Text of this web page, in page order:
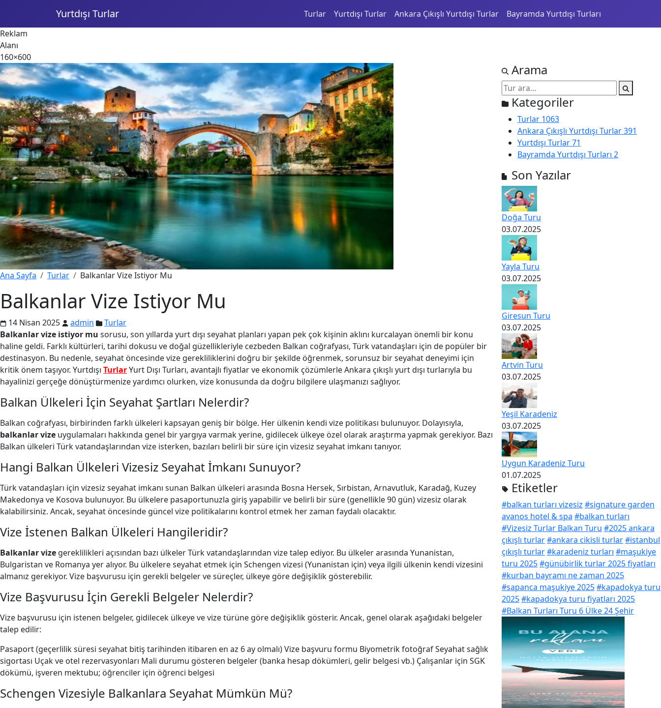
Yurtdışı Turlar Turlar Yurtdışı Turlar Ankara Çıkışlı Yurtdışı Turlar
Bayramda Yurtdışı Turları
Reklam
Alanı
160×600
Ana Sayfa Turlar Balkanlar Vize Istiyor Mu
Balkanlar Vize Istiyor Mu
14 Nisan 2025 admin
Turlar
Balkanlar vize istiyor mu sorusu, son yıllarda yurt dışı seyahat planları yapan pek çok kişinin aklını kurcalayan önemli bir konu
haline geldi. Farklı kültürleri, tarihi dokusu ve doğal güzellikleriyle cezbeden Balkan coğrafyası, Türk vatandaşları için de popüler bir
destinasyon. Bu nedenle, seyahat öncesinde vize gerekliliklerini doğru bir şekilde öğrenmek, sorunsuz bir seyahat deneyimi için
kritik önem taşıyor. Yurtdışı TurlarYurt Dışı Turları, avantajlı fiyatlar ve ekonomik çözümlerle Ankara çıkışlı yurt dışı turlarıyla bu
hayalinizi gerçeğe dönüştürmenize yardımcı olurken, vize konusunda da doğru bilgilere ulaşmanızı sağlıyor.
Balkan Ülkeleri İçin Seyahat Şartları Nelerdir?
Balkan coğrafyası, birbirinden farklı ülkeleri kapsayan geniş bir bölge. Her ülkenin kendi vize politikası bulunuyor. Dolayısıyla,
balkanlar vize uygulamaları hakkında genel bir yargıya varmak yerine, gidilecek ülkeye özel olarak araştırma yapmak gerekiyor. Bazı
Balkan ülkeleri Türk vatandaşlarından vize isterken, bazıları belirli bir süre için vizesiz seyahat imkanı tanıyor.
Hangi Balkan Ülkeleri Vizesiz Seyahat İmkanı Sunuyor?
Türk vatandaşları için vizesiz seyahat imkanı sunan Balkan ülkeleri arasında Bosna Hersek, Sırbistan, Arnavutluk, Karadağ, Kuzey
Makedonya ve Kosova bulunuyor. Bu ülkelere pasaportunuzla giriş yapabilir ve belirli bir süre (genellikle 90 gün) vizesiz olarak
kalabilirsiniz. Ancak, seyahat öncesinde güncel vize politikalarını kontrol etmek her zaman faydalı olacaktır.
Vize İstenen Balkan Ülkeleri Hangileridir?
Balkanlar vize gereklilikleri açısından bazı ülkeler Türk vatandaşlarından vize talep ediyor. Bu ülkeler arasında Yunanistan,
Bulgaristan ve Romanya yer alıyor. Bu ülkelere seyahat etmek için Schengen vizesi (Yunanistan için) veya ilgili ülkenin kendi vizesini
almanız gerekiyor. Vize başvurusu için gerekli belgeler ve süreçler, ülkeye göre değişiklik gösterebilir.
Vize Başvurusu İçin Gerekli Belgeler Nelerdir?
Vize başvurusu için istenen belgeler, gidilecek ülkeye ve vize türüne göre değişiklik gösterir. Ancak, genel olarak aşağıdaki belgeler
talep edilir:
Pasaport (geçerlilik süresi seyahat bitiş tarihinden itibaren en az 6 ay olmalı) Vize başvuru formu Biyometrik fotoğraf Seyahat sağlık
sigortası Uçak ve otel rezervasyonları Mali durumu gösteren belgeler (banka hesap dökümleri, gelir belgesi vb.) Çalışanlar için SGK
dökümü, işveren mektubu; öğrenciler için öğrenci belgesi
Schengen Vizesiyle Balkanlara Seyahat Mümkün Mü?
Arama
Kategoriler
Turlar 1063
Ankara Çıkışlı Yurtdışı Turlar391
Yurtdışı Turlar71
Bayramda Yurtdışı Turları 2
Son Yazılar
Doğa Turu
03.07.2025
Yayla Turu
03.07.2025
Giresun Turu
03.07.2025
Artvin Turu
03.07.2025
Yeşil Karadeniz
03.07.2025
Uygun Karadeniz Turu
01.07.2025
Etiketler
#balkan turları vizesiz #signature garden
avanos hotel & spa #balkan turları
#Vizesiz Turlar Balkan Turu #2025 ankara
çıkışlı turlar#ankara cikisli turlar#istanbul
çıkışlı turlar#karadeniz turları #maşukiye
turu 2025#günübirlik turlar 2025 fiyatları
#kurban bayramı ne zaman 2025
#sapanca maşukiye 2025#kapadokya turu
2025#kapadokya turu fiyatları 2025
#Balkan Turları Turu 6 Ülke 24 Şehir